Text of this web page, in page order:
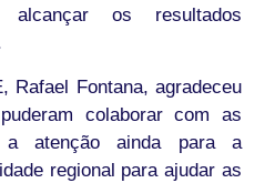
os resultados
Rafael Fontana, agradeceu
colaborar com as
a atenção ainda para a
regional para ajudar as